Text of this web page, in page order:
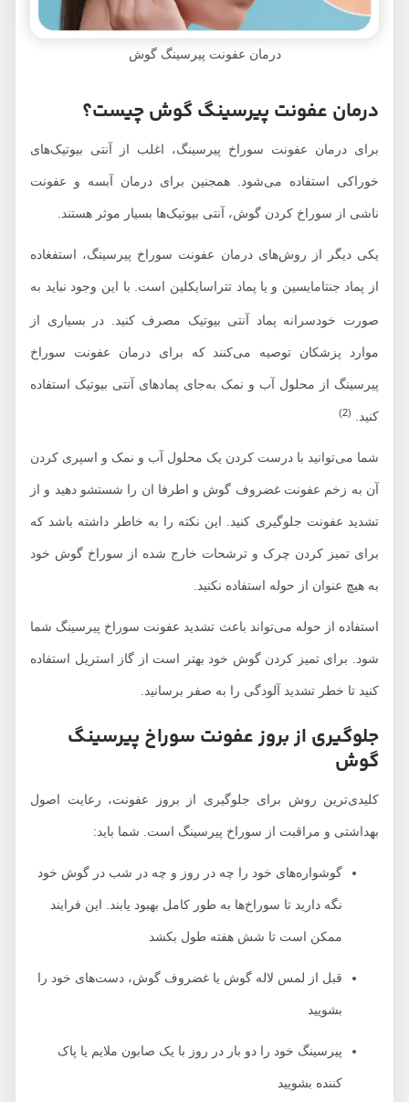
درمان عفونت پیرسینگ گوش
درمان عفونت پیرسینگ گوش چیست؟
برای درمان عفونت سوراخ پیرسینگ، اغلب از آنتی بیوتیک‌های
خوراکی استفاده می‌شود. همجنین برای درمان آبسه و عفونت
ناشی از سوراخ کردن گوش، آنتی بیوتیک‌ها بسیار موثر هستند.
یکی دیگر از روش‌های درمان عفونت سوراخ پیرسینگ، استفغاده
از پماد جنتامایسین و یا پماد تتراسایکلین است. با این وجود نباید به
صورت خودسرانه پماد آنتی بیوتیک مصرف کنید. در بسیاری از
موارد پزشکان توصیه می‌کنند که برای درمان عفونت سوراخ
پیرسینگ از محلول آب و نمک به‌جای پمادهای آنتی بیوتیک استفاده
(
2
شما می‌توانید با درست کردن یک محلول آب و نمک و اسپری کردن
آن به زخم عفونت غضروف گوش و اطرفا ان را شستشو دهید و از
تشدید عفونت جلوگیری کنید. این نکته را به خاطر داشته باشد که
برای تمیز کردن چرک و ترشحات خارج شده از سوراخ گوش خود
به هیچ عنوان از حوله استفاده نکنید.
استفاده از حوله می‌تواند باعث تشدید عفونت سوراخ پیرسینگ شما
شود. برای تمیز کردن گوش خود بهتر است از گاز استریل استفاده
کنید تا خطر تشدید آلودگی را به صفر برسانید.
جلوگیری از بروز عفونت سوراخ پیرسینگ
گوش
کلیدی‌ترین روش برای جلوگیری از بروز عفونت، رعایت اصول
بهداشتی و مراقبت از سوراخ پیرسینگ است. شما باید:
گوشواره‌های خود را چه در روز و چه در شب در گوش خود
نگه دارید تا سوراخ‌ها به طور کامل بهبود یابند. این فرایند
ممکن است تا شش هفته طول بکشد
قبل از لمس لاله گوش یا غضروف گوش، دست‌های خود را
بشویید
پیرسینگ خود را دو بار در روز با یک صابون ملایم یا پاک
کننده بشویید